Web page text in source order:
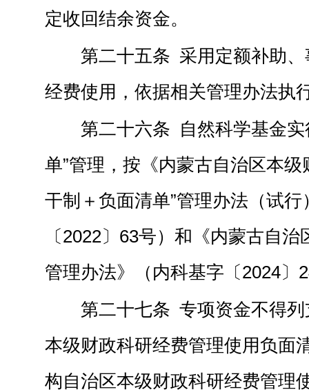
定收回结余资金。
第二十五条 采用定额补助
经费使用，依据相关管理办法执
第二十六条 自然科学基金实
单”管理，按《内蒙古自治区本级
干制＋负面清单”管理办法（试
〔2022〕63号）和《内蒙古自
管理办法》（内科基字〔2024〕
第二十七条 专项资金不得
本级财政科研经费管理使用负面
构自治区本级财政科研经费管理